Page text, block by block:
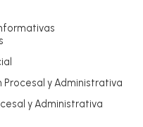
y Administrativa
y Administrativa